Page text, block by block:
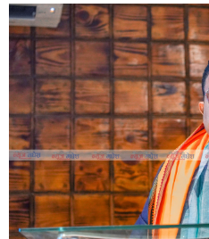
कर्णाली
सुदूरपश्चिम
मधेश
विशेष
राजनीति
प्रमुख
समाचार